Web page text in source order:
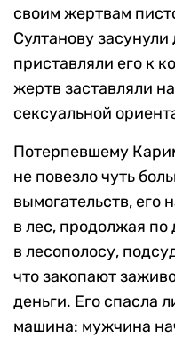
своим жертвам
Султанову засунули
приставляли его к
жертв заставляли
сексуальной
Потерпевшему
не повезло чуть
вымогательств, его
в лес, продолжая по
в лесополосу,
что закопают
деньги. Его спасла
машина: мужчина